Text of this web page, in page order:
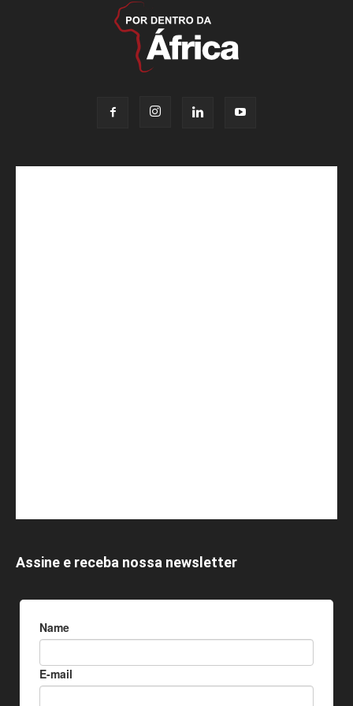
Assine e receba nossa newsletter